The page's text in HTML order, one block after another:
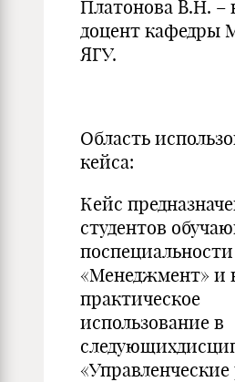
Платонова В.Н. –
доцент
ЯГУ.
Область
кейса:
Кейс
студентов
поспециальности
«Менеджмент» и
практическое
использование в